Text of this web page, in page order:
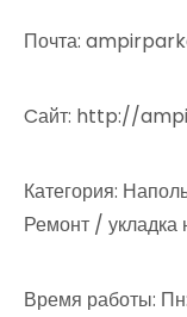
Почта:
Cайт: http://
Категория:
Ремонт / укладка
Время работы: Пн: